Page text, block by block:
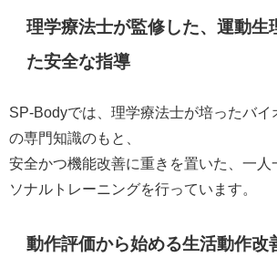
理学療法士が監修した、運動生
た安全な指導
SP-Bodyでは、理学療法士が培ったバイ
の専門知識のもと、
安全かつ機能改善に重きを置いた、一人
ソナルトレーニングを行っています。
動作評価から始める生活動作改